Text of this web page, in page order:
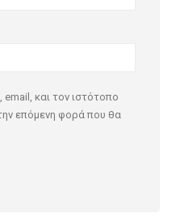
και τον ιστότοπο
επόμενη φορά που θα